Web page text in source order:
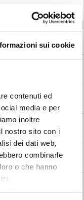
sui cookie
contenuti ed
media e per
inoltre
nostro sito con i
dei dati web,
combinarle
o che hanno
Monofase
Monofase con
Centrifugo
Monofase con
voltmetrico
con Disgiuntore
Elettronico
centrifugo